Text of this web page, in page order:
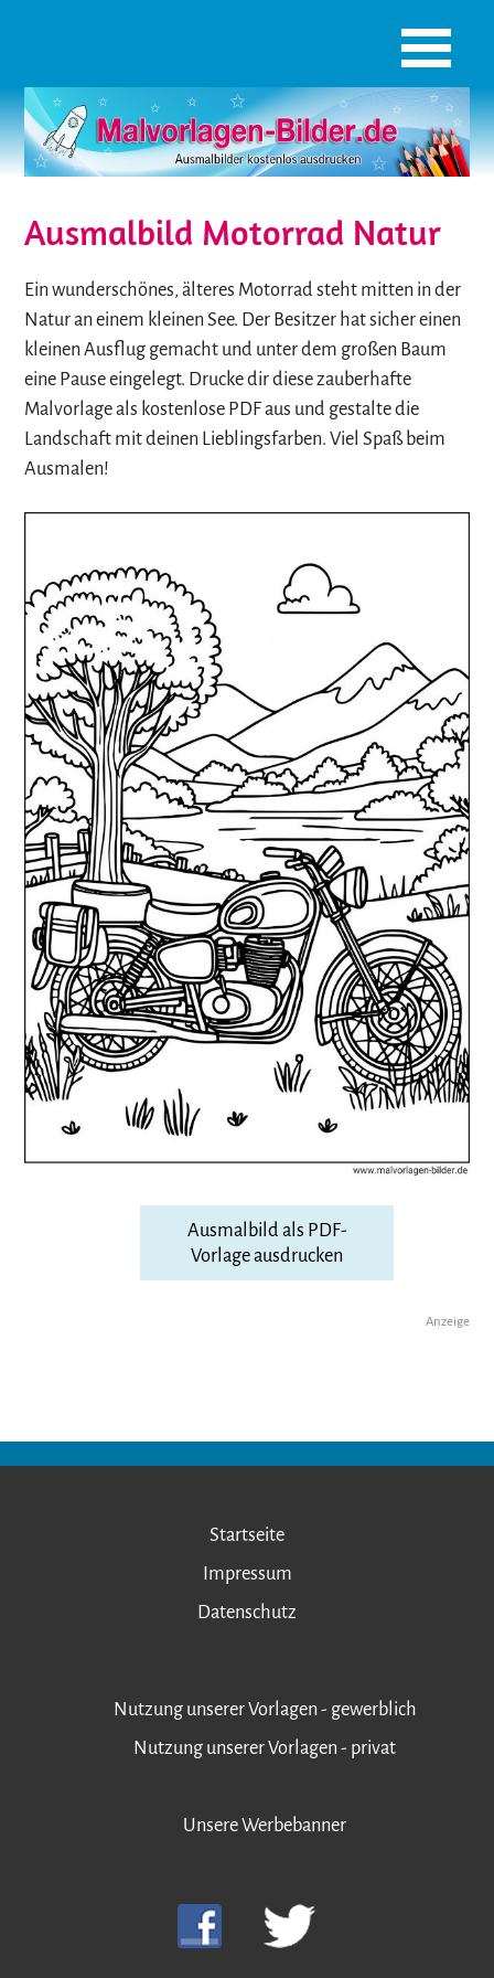
Ausmalbild Motorrad Natur
Ein wunderschönes, älteres Motorrad steht mitten in der
Natur an einem kleinen See. Der Besitzer hat sicher einen
kleinen Ausflug gemacht und unter dem großen Baum
eine Pause eingelegt. Drucke dir diese zauberhafte
Malvorlage als kostenlose PDF aus und gestalte die
Landschaft mit deinen Lieblingsfarben. Viel Spaß beim
Ausmalen!
Ausmalbild als PDF-
Vorlage ausdrucken
Anzeige
Startseite
Impressum
Datenschutz
Nutzung unserer Vorlagen - gewerblich
Nutzung unserer Vorlagen - privat
Unsere Werbebanner